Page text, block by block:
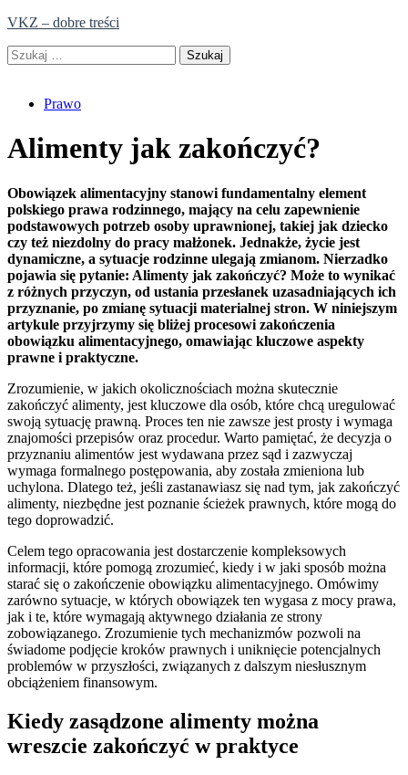
Skip
content
VKZ – dobre treści
Szukaj:
Prawo
Alimenty jak zakończyć?
Obowiązek alimentacyjny stanowi fundamentalny element
polskiego prawa rodzinnego, mający na celu zapewnienie
podstawowych potrzeb osoby uprawnionej, takiej jak dziecko
czy też niezdolny do pracy małżonek. Jednakże, życie jest
dynamiczne, a sytuacje rodzinne ulegają zmianom. Nierzadko
pojawia się pytanie: Alimenty jak zakończyć? Może to wynikać
z różnych przyczyn, od ustania przesłanek uzasadniających ich
przyznanie, po zmianę sytuacji materialnej stron. W niniejszym
artykule przyjrzymy się bliżej procesowi zakończenia
obowiązku alimentacyjnego, omawiając kluczowe aspekty
prawne i praktyczne.
Zrozumienie, w jakich okolicznościach można skutecznie
zakończyć alimenty, jest kluczowe dla osób, które chcą uregulować
swoją sytuację prawną. Proces ten nie zawsze jest prosty i wymaga
znajomości przepisów oraz procedur. Warto pamiętać, że decyzja o
przyznaniu alimentów jest wydawana przez sąd i zazwyczaj
wymaga formalnego postępowania, aby została zmieniona lub
uchylona. Dlatego też, jeśli zastanawiasz się nad tym, jak zakończyć
alimenty, niezbędne jest poznanie ścieżek prawnych, które mogą do
tego doprowadzić.
Celem tego opracowania jest dostarczenie kompleksowych
informacji, które pomogą zrozumieć, kiedy i w jaki sposób można
starać się o zakończenie obowiązku alimentacyjnego. Omówimy
zarówno sytuacje, w których obowiązek ten wygasa z mocy prawa,
jak i te, które wymagają aktywnego działania ze strony
zobowiązanego. Zrozumienie tych mechanizmów pozwoli na
świadome podjęcie kroków prawnych i uniknięcie potencjalnych
problemów w przyszłości, związanych z dalszym niesłusznym
obciążeniem finansowym.
Kiedy zasądzone alimenty można
wreszcie zakończyć w praktyce